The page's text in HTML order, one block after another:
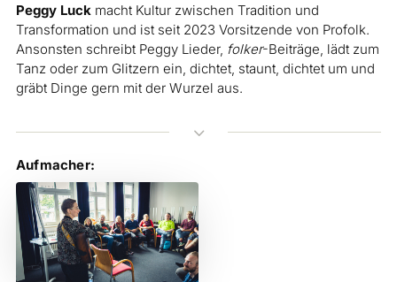
Peggy Luckmacht Kultur zwischen Tradition und
Transformation und ist seit 2023 Vorsitzende von Profolk.
Ansonsten schreibt Peggy Lieder, folker-Beiträge, lädt zum
Tanz oder zum Glitzern ein, dichtet, staunt, dichtet um und
gräbt Dinge gern mit der Wurzel aus.
3
Aufmacher: